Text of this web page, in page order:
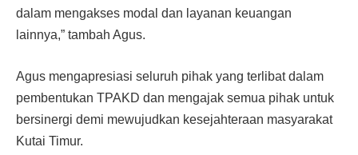
dalam mengakses modal dan layanan keuangan
lainnya,” tambah Agus.
Agus mengapresiasi seluruh pihak yang terlibat dalam
pembentukan TPAKD dan mengajak semua pihak untuk
bersinergi demi mewujudkan kesejahteraan masyarakat
Kutai Timur.